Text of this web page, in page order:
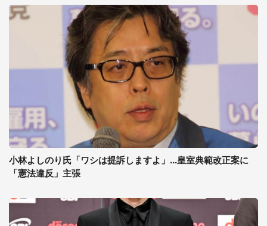
小林よしのり氏「ワシは提訴しますよ」...皇室典範改正案に
「憲法違反」主張